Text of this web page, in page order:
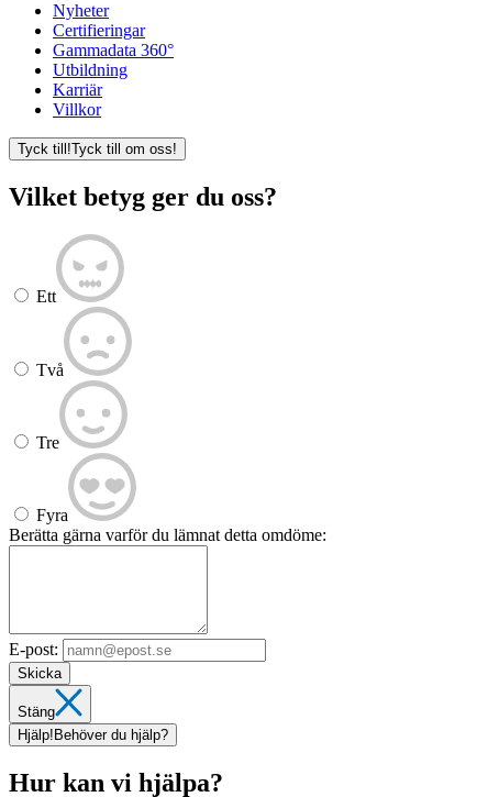
Nyheter
Certifieringar
Gammadata 360°
Utbildning
Karriär
Villkor
Tyck till!Tyck till om oss!
Vilket betyg ger du oss?
Ett
Två
Tre
Fyra
Berätta gärna varför du lämnat detta omdöme:
E-post:
Skicka
Stäng
Hjälp!Behöver du hjälp?
Hur kan vi hjälpa?